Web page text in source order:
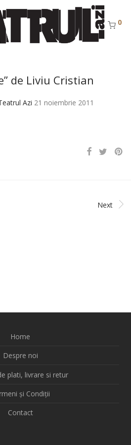
0
de Liviu Cristian
Azi 21 noiembrie 2011
Next
Home
Despre noi
plati, livrare si retur
și Condiții
Contact